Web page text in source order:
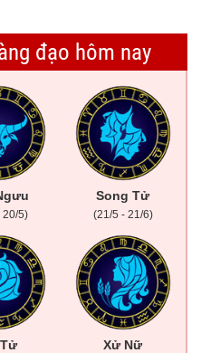
đạo hôm nay
20/5)
Song Tử
(21/5 - 21/6)
Xử Nữ